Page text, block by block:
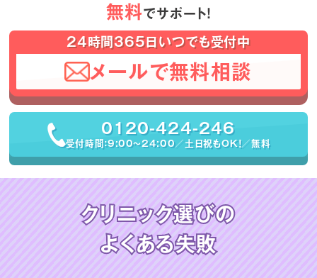
無料でサポート！
24時間365日いつでも受付中
メールで無料相談
0120-424-246
受付時間：9:00〜24:00／土日祝もOK！／無料
クリニック選びの
よくある失敗